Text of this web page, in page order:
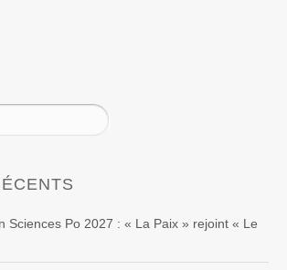
Sciences Po 2027 : « La Paix » rejoint « Le